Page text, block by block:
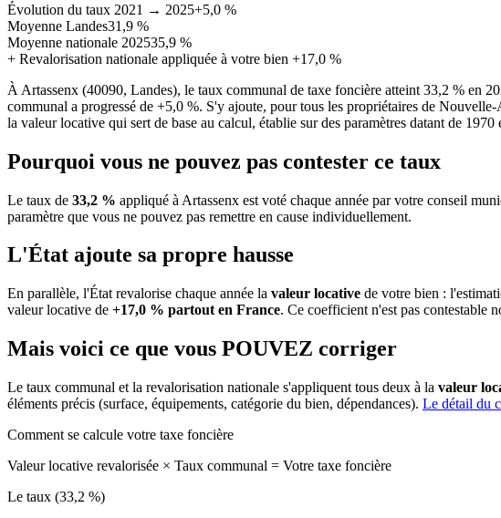
Évolution du taux 2021 → 2025+5,0 %
Moyenne Landes31,9 %
Moyenne nationale 202535,9 %
+ Revalorisation nationale appliquée à votre bien +17,0 %
À Artassenx (40090, Landes), le taux communal de taxe foncière atteint 33,2 % en
communal a progressé de +5,0 %. S'y ajoute, pour tous les propriétaires de
la valeur locative qui sert de base au calcul, établie sur des paramètres datant de
Pourquoi vous ne pouvez pas contester ce taux
Le taux de 33,2 % appliqué à Artassenx est voté chaque année par votre conseil
paramètre que vous ne pouvez pas remettre en cause individuellement.
L'État ajoute sa propre hausse
En parallèle, l'État revalorise chaque année la valeur locative de votre bien :
valeur locative de +17,0 % partout en France. Ce coefficient n'est pas contestable
Mais voici ce que vous POUVEZ corriger
Le taux communal et la revalorisation nationale s'appliquent tous deux à la valeur
éléments précis (surface, équipements, catégorie du bien, dépendances). Le détail du
Comment se calcule votre taxe foncière
Valeur locative revalorisée × Taux communal = Votre taxe foncière
Le taux (33,2 %)